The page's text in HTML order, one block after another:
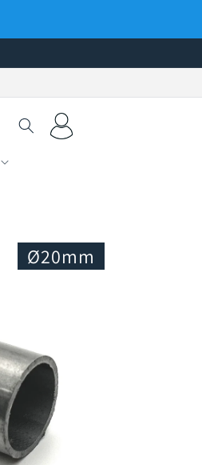
Log
ind
Indkøbskurv
Ø20mm